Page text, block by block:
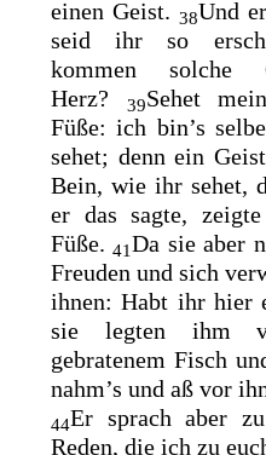
einenGeist. 38Und
seid ihr so
kommen solche
Herz?
39Sehet
Füße: ich bin’s
sehet; denn ein
Bein, wie ihr sehet,
er das sagte,
Füße. 41Da sie aber
Freuden und sich
ihnen: Habt ihr hier
sie legten ihm
gebratenemFisch
nahm’s und aß vor
44Er sprach aber
Reden, die ich zu